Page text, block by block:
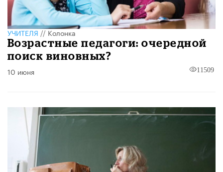
УЧИТЕЛЯ//Колонка
Возрастные педагоги: очередной
поиск виновных?
10 июня 11509